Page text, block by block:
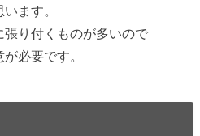
ます。
り付くものが多いので
必要です。